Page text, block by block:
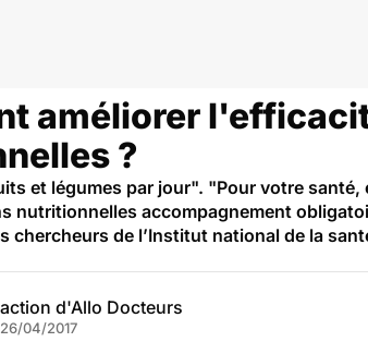
améliorer
?
et légumes par jour". "Pour votre
nutritionnelles accompagnement
chercheurs de l’Institut national de la
d'Allo Docteurs
26/04/2017